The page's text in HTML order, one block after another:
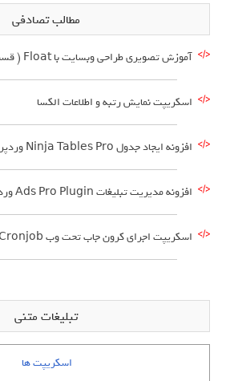
مطالب تصادفی
آموزش تصویری طراحی وبسایت با Float ( قسمت دوم )
اسکریپت نمایش رتبه و اطلاعات الکسا
افزونه ایجاد جدول Ninja Tables Pro وردپرس
افزونه مدیریت تبلیغات Ads Pro Plugin وردپرس
اسکریپت اجرای کرون جاب تحت وب Easy Cronjob
تبلیغات متنی
اسکریپت ها